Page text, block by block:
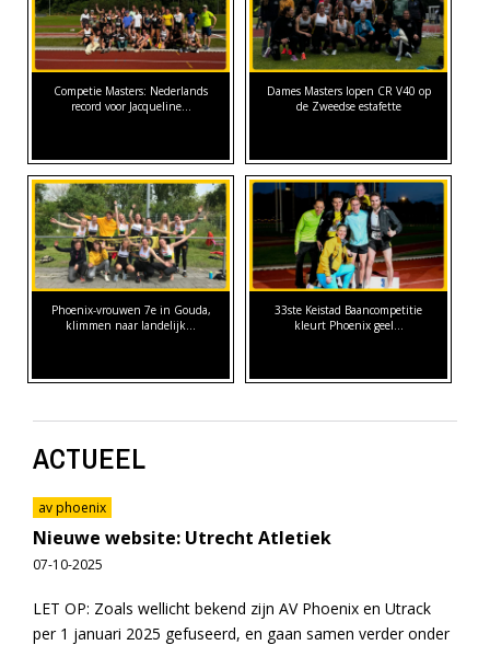
Competie Masters: Nederlands
record voor Jacqueline…
Dames Masters lopen CR V40 op
de Zweedse estafette
Phoenix-vrouwen 7e in Gouda,
klimmen naar landelijk…
33ste Keistad Baancompetitie
kleurt Phoenix geel…
ACTUEEL
av phoenix
Nieuwe website: Utrecht Atletiek
07-10-2025
LET OP: Zoals wellicht bekend zijn AV Phoenix en Utrack
per 1 januari 2025 gefuseerd, en gaan samen verder onder